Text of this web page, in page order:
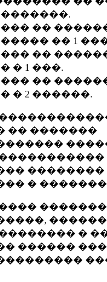
��
�� 1 ���
��
� 1 ���.
��
� 2 ������.
�� �������
��������
�
�������
�
������